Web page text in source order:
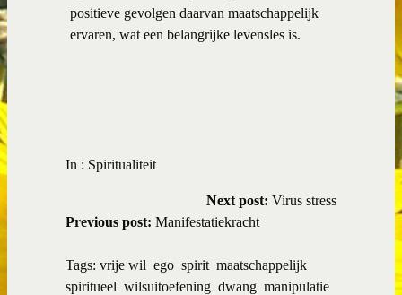
positieve gevolgen daarvan maatschappelijk
ervaren, wat een belangrijke levensles is.
In : Spiritualiteit
Next post: Virus stress
Previous post: Manifestatiekracht
Tags: vrije wil ego spirit maatschappelijk
spiritueel wilsuitoefening dwang manipulatie